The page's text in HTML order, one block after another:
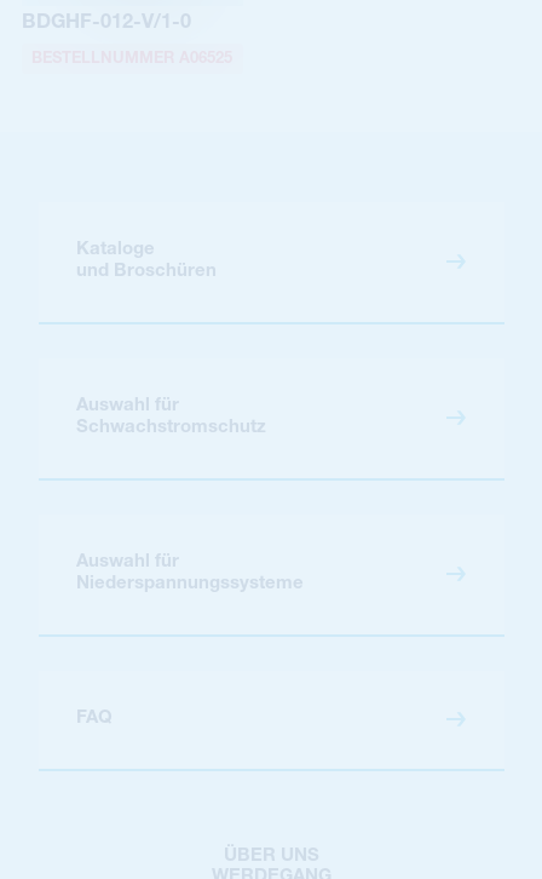
BDGHF-012-V/1-0
Kataloge
und Broschüren
Auswahl für
Schwachstromschutz
Auswahl für
Niederspannungssysteme
FAQ
ÜBER UNS